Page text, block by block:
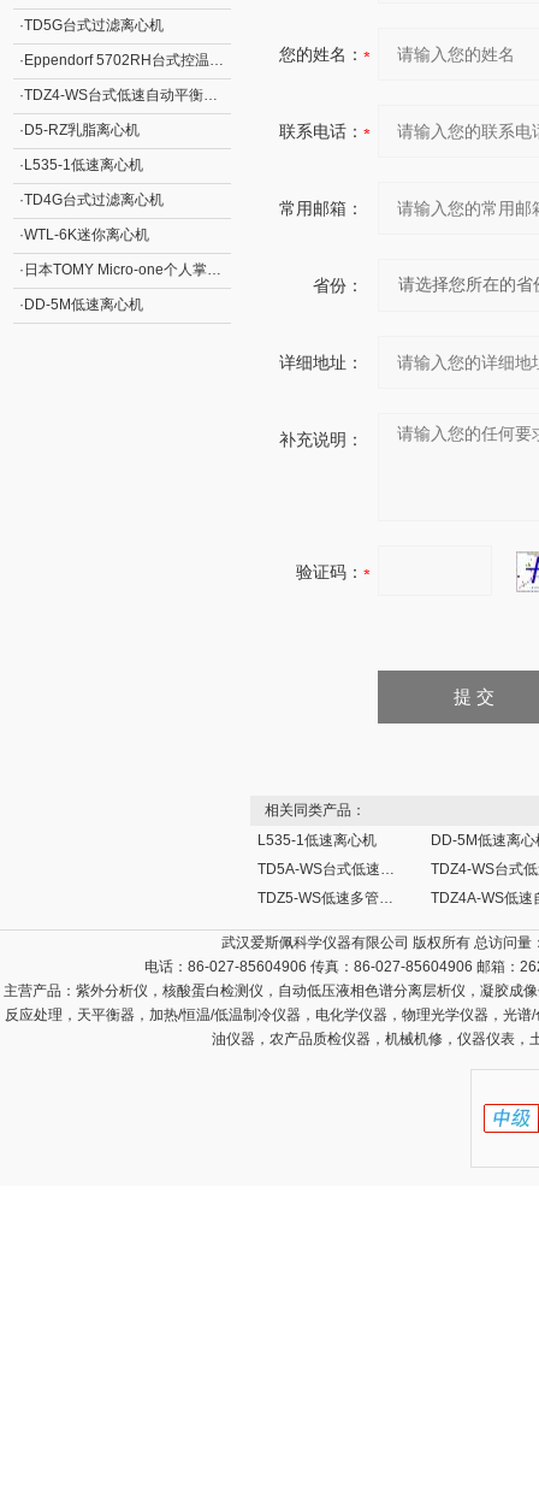
·TD5G台式过滤离心机
· Eppendorf 5702RH台式控温离心机
·TDZ4-WS台式低速自动平衡离心机
· D5-RZ乳脂离心机
· L535-1低速离心机
·TD4G台式过滤离心机
·WTL-6K迷你离心机
· 日本TOMY Micro-one个人掌上离心机
· DD-5M低速离心机
您的姓名：
联系电话：
常用邮箱：
省份：
详细地址：
补充说明：
验证码：
相关同类产品：
L535-1低速离心机
DD-5M低速离心
TD5A-WS台式低速离心机
TDZ5-WS低速多管架自动平衡离心机
武汉爱斯佩科学仪器有限公司 版权所有 总访问量
电话：86-027-85604906 传真：86-027-85604906 邮箱：
主营产品： 紫外分析仪，核酸蛋白检测仪，自动低压液相色谱分离层析仪，凝胶成
反应处理，天平衡器，加热/恒温/低温制冷仪器，电化学仪器，物理光学仪器，光
油仪器，农产品质检仪器，机械机修，仪器仪表，